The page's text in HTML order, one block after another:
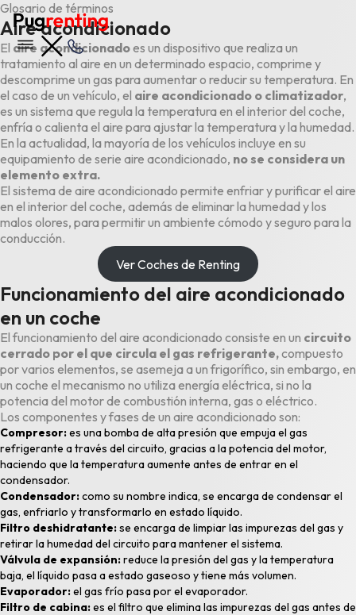
Glosario de términos
Aire acondicionado
El aire acondicionadoes un dispositivo que realiza un
tratamiento al aire en un determinado espacio, comprime y
descomprime un gas para aumentar o reducir su temperatura. En
el caso de un vehículo, el aire acondicionado o climatizador,
es un sistema que regula la temperatura en el interior del coche,
enfría o calienta el aire para ajustar la temperatura y la humedad.
En la actualidad, la mayoría de los vehículos incluye en su
equipamiento de serie aire acondicionado, no se considera un
elemento extra.
El sistema de aire acondicionado permite enfriar y purificar el aire
en el interior del coche, además de eliminar la humedad y los
malos olores, para permitir un ambiente cómodo y seguro para la
conducción.
Ver Coches de Renting
Funcionamiento del aire acondicionado
en un coche
El funcionamiento del aire acondicionado consiste en un circuito
cerrado por el que circula el gas refrigerante,compuesto
por varios elementos, se asemeja a un frigorífico, sin embargo, en
un coche el mecanismo no utiliza energía eléctrica, si no la
potencia del motor de combustión interna, gas o eléctrico.
Los componentes y fases de un aire acondicionado son:
Compresor:es una bomba de alta presión que empuja el gas
refrigerante a través del circuito, gracias a la potencia del motor,
haciendo que la temperatura aumente antes de entrar en el
condensador.
Condensador:como su nombre indica, se encarga de condensar el
gas, enfriarlo y transformarlo en estado líquido.
Filtro deshidratante:se encarga de limpiar las impurezas del gas y
retirar la humedad del circuito para mantener el sistema.
Válvula de expansión:reduce la presión del gas y la temperatura
baja, el líquido pasa a estado gaseoso y tiene más volumen.
Evaporador:el gas frío pasa por el evaporador.
Filtro de cabina:es el filtro que elimina las impurezas del gas antes de